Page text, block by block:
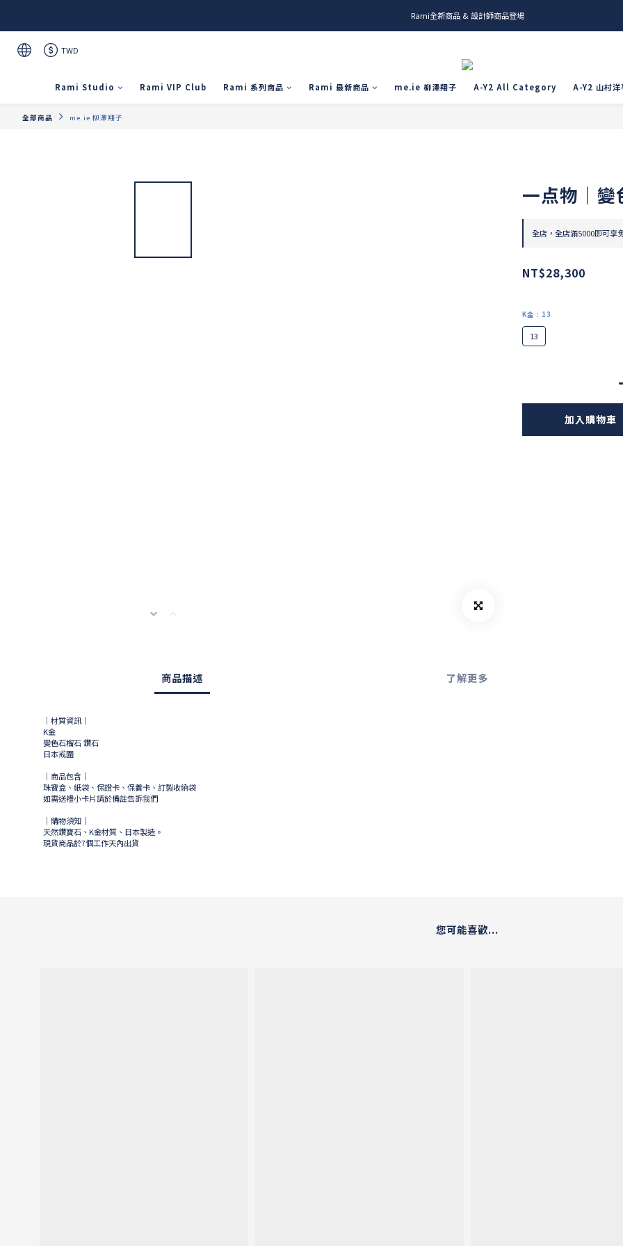
me.ie & A-Y2 新發售
Rami全新商品 & 設計師商品登場
TWD
Rami Studio Rami VIP Club Rami 系列商品 Rami 最新商品 me.ie 柳澤翔子 A-Y2 All Category A-Y2 山村洋
全部商品 me.ie 柳澤翔子
一点物｜
全店，全店滿5000即可享
NT$28,300
K金 : 13
13
加入購物車
商品描述 了解更多
｜材質資訊｜
K金
變色石榴石 鑽石
日本戒圍
｜商品包含｜
珠寶盒、紙袋、保證卡、保養卡、訂製收納袋
如需送禮小卡片請於備註告訴我們
｜購物須知｜
天然鑽寶石、K金材質、日本製造。
現貨商品於7個工作天內出貨
您可能喜歡...